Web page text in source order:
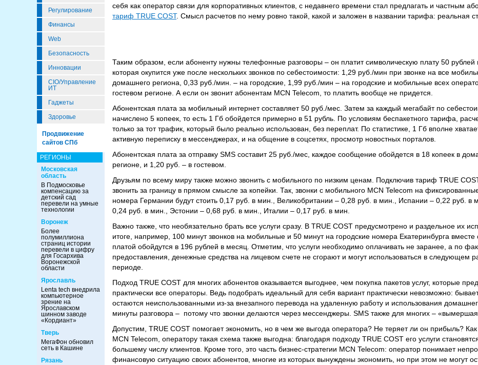
Регулирование
Финансы
Web
Безопасность
Инновации
CIO/Управление
ИТ
Гаджеты
Здоровье
Продвижение
сайтов СПб
РЕГИОНЫ
Московская
область
В Подмосковье
компенсацию за
детский сад
перевели на умные
технологии
Воронеж
Более
полумиллиона
страниц истории
перевели в цифру
для Госархива
Воронежской
области
Ярославль
Lenta tech внедрила
компьютерное
зрение на
Ярославском
шинном заводе
«Кордиант»
Тверь
МегаФон обновил
сеть в Кашине
Рязань
себя как оператор связи для корпоративных клиентов, с недавнего времени стал предлагать и частным
тариф TRUE COST. Смысл расчетов по нему ровно такой, какой и заложен в названии тарифа: реальная
Таким образом, если абоненту нужны телефонные разговоры – он платит символическую плату 50 рублей
которая окупится уже после нескольких звонков по себестоимости: 1,29 руб./мин при звонке на все
домашнего региона, 0,33 руб./мин. – на городские, 1,99 руб./мин – на городские и мобильные всех
гостевом регионе. А если он звонит абонентам MCN Telecom, то платить вообще не придется.
Абонентская плата за мобильный интернет составляет 50 руб./мес. Затем за каждый мегабайт по
начислено 5 копеек, то есть 1 Гб обойдется примерно в 51 рубль. По условиям беспакетного тарифа,
только за тот трафик, который было реально использован, без переплат. По статистике, 1 Гб вполне
активную переписку в мессенджерах, и на общение в соцсетях, просмотр новостных порталов.
Абонентская плата за отправку SMS составит 25 руб./мес, каждое сообщение обойдется в 18 копеек в
регионе, и 1,20 руб. – в гостевом.
Друзьям по всему миру также можно звонить с мобильного по низким ценам. Подключив тариф TRUE
звонить за границу в прямом смысле за копейки. Так, звонки с мобильного MCN Telecom на
номера Германии будут стоить 0,17 руб. в мин., Великобритании – 0,28 руб. в мин., Испании – 0,22 руб. в
0,24 руб. в мин., Эстонии – 0,68 руб. в мин., Италии – 0,17 руб. в мин.
Важно также, что необязательно брать все услуги сразу. В TRUE COST предусмотрено и раздельное их
итоге, например, 100 минут звонков на мобильные и 50 минут на городские номера Екатеринбурга вместе
платой обойдутся в 196 рублей в месяц. Отметим, что услуги необходимо оплачивать не заранее, а по
предоставления, денежные средства на лицевом счете не сгорают и могут использоваться в следующем
периоде.
Подход TRUE COST для многих абонентов оказывается выгоднее, чем покупка пакетов услуг, которые
практически все операторы. Ведь подобрать идеальный для себя вариант практически невозможно:
остаются неиспользованными из-за внезапного перевода на удаленную работу и использования
минуты разговора – потому что звонки делаются через мессенджеры. SMS также для многих –
Допустим, TRUE COST помогает экономить, но в чем же выгода оператора? Не теряет ли он прибыль? Как
MCN Telecom, оператору такая схема также выгодна: благодаря подходу TRUE COST его услуги
большему числу клиентов. Кроме того, это часть бизнес-стратегии MCN Telecom: оператор понимает
финансовую ситуацию своих абонентов, многие из которых вынуждены экономить, но при этом не могут